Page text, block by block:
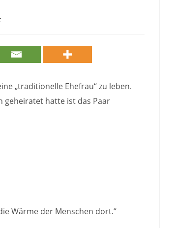
„traditionelle Ehefrau“ zu leben.
geheiratet hatte ist das Paar
Wärme der Menschen dort.“